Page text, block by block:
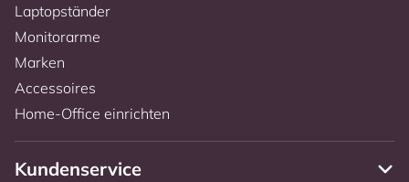
Laptopständer
Monitorarme
Marken
Accessoires
Home-Office einrichten
Kundenservice